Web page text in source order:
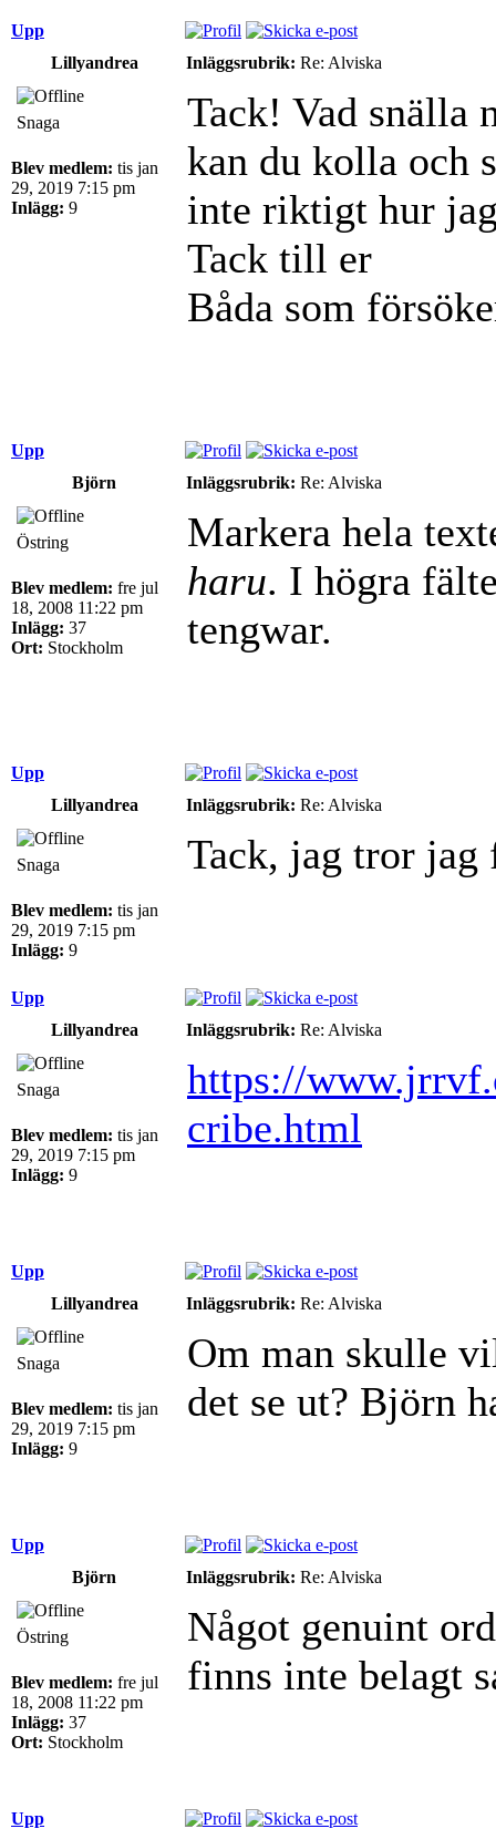
Upp
Lillyandrea
Inläggsrubrik: Re: Alviska
Snaga
Blev medlem: tis jan
29, 2019 7:15 pm
Inlägg: 9
Tack! Vad snälla
kan du kolla och
inte riktigt hur
Tack till er
Båda som
Upp
Björn
Inläggsrubrik: Re: Alviska
Östring
Blev medlem: fre jul
18, 2008 11:22 pm
Inlägg: 37
Ort: Stockholm
Markera hela
haru. I högra
tengwar.
Upp
Lillyandrea
Inläggsrubrik: Re: Alviska
Snaga
Blev medlem: tis jan
29, 2019 7:15 pm
Inlägg: 9
Tack, jag tror
Upp
Lillyandrea
Inläggsrubrik: Re: Alviska
Snaga
Blev medlem: tis jan
29, 2019 7:15 pm
Inlägg: 9
https://
cribe.html
Upp
Lillyandrea
Inläggsrubrik: Re: Alviska
Snaga
Blev medlem: tis jan
29, 2019 7:15 pm
Inlägg: 9
Om man skulle
det se ut? Björn
Upp
Björn
Inläggsrubrik: Re: Alviska
Östring
Blev medlem: fre jul
18, 2008 11:22 pm
Inlägg: 37
Ort: Stockholm
Något genuint
finns inte belagt
Upp